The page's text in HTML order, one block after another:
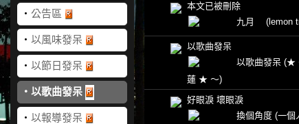
‧ 公告區
‧ 以風味發呆
‧ 以節日發呆
‧ 以歌曲發呆
‧ 以報導發呆
本文已被刪除
九月 (lemon
以歌曲發呆
以歌曲發呆 (★
蓮 ★ ～)
好眼淚 壞眼淚
換個角度 (一個